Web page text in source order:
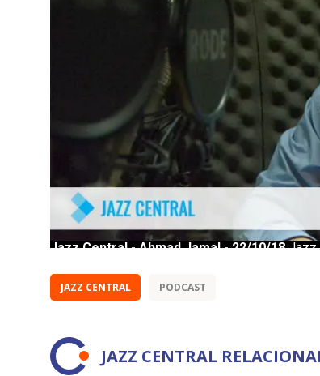
JAZZ CENTRAL PODCAST
JAZZ CENTRAL